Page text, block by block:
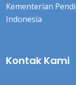
Kementerian
Indonesia
Kontak Kami